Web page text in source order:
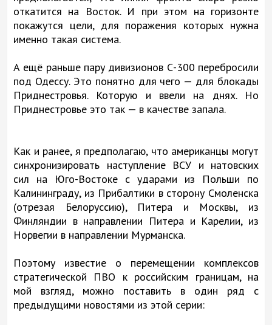
откатится на Восток. И при этом на горизонте
покажутся цели, для поражения которых нужна
именно такая система.
А ещё раньше пару дивизионов С-300 перебросили
под Одессу. Это понятно для чего — для блокады
Приднестровья. Которую и ввели на днях. Но
Приднестровье это так — в качестве запала.
Как и ранее, я предполагаю, что американцы могут
синхронизировать наступление ВСУ и натовских
сил на Юго-Востоке с ударами из Польши по
Калининграду, из Прибалтики в сторону Смоленска
(отрезая Белоруссию), Питера и Москвы, из
Финляндии в направлении Питера и Карелии, из
Норвегии в направлении Мурманска.
Поэтому известие о перемещении комплексов
стратегической ПВО к российским границам, на
мой взгляд, можно поставить в один ряд с
предыдущими новостями из этой серии: